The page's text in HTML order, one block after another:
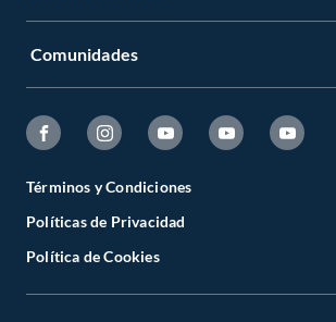
Comunidades
Términos y Condiciones
Políticas de Privacidad
Política de Cookies